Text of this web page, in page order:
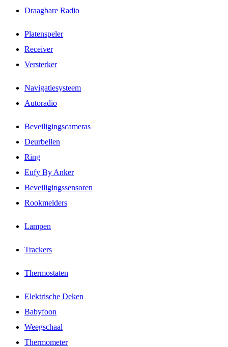
Draagbare Radio
Platenspeler
Receiver
Versterker
Navigatiesysteem
Autoradio
Beveiligingscameras
Deurbellen
Ring
Eufy By Anker
Beveiligingssensoren
Rookmelders
Lampen
Trackers
Thermostaten
Elektrische Deken
Babyfoon
Weegschaal
Thermometer